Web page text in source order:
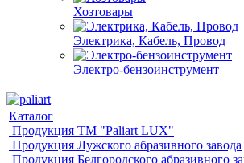
Хозтовары
Электрика, Кабель, Провод
Электро-бензоинструмент
Каталог
Продукция ТМ "Paliart LUX"
Продукция Лужского абразивного завода
Продукция Белгородского абразивного